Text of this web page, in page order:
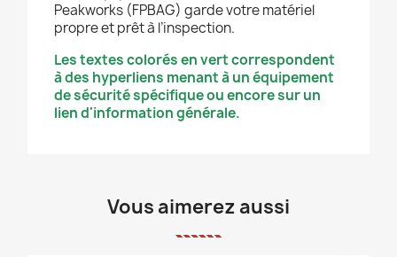
Peakworks (FPBAG) garde votre matériel
propre et prêt à l’inspection.
Les textes colorés en vert correspondent
à des hyperliens menant à un équipement
de sécurité spécifique ou encore sur un
lien d'information générale.
Vous aimerez aussi